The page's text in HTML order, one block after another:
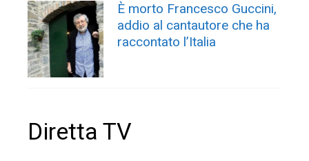
È morto Francesco Guccini,
addio al cantautore che ha
raccontato l’Italia
Diretta TV